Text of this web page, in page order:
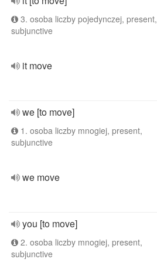
3. osoba liczby pojedynczej, present,
subjunctive
it move
we [to move]
1. osoba liczby mnogiej, present,
subjunctive
we move
you [to move]
2. osoba liczby mnogiej, present,
subjunctive